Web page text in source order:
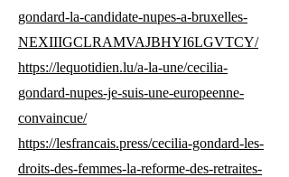
gondard-la-candidate-nupes-a-bruxelles-
NEXIIIGCLRAMVAJBHYI6LGVTCY/
https://lequotidien.lu/a-la-une/cecilia-
gondard-nupes-je-suis-une-europeenne-
convaincue/
https://lesfrancais.press/cecilia-gondard-les-
droits-des-femmes-la-reforme-des-retraites-